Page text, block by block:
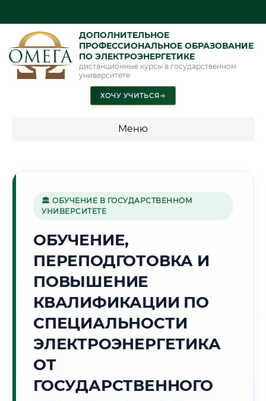
ДОПОЛНИТЕЛЬНОЕ
ПРОФЕССИОНАЛЬНОЕ ОБРАЗОВАНИЕ
ПО ЭЛЕКТРОЭНЕРГЕТИКЕ
дистанционные курсы в государственном
университете
ХОЧУ УЧИТЬСЯ➜
Меню
🌊
Г. БАТУМИ
Точное местное время:
17:47:53
Суббота, 8 Августа
2026 г.
Погода в г. Батуми: ☁️ +27°C Пасмурно
🌅 Восход:
🏛 ОБУЧЕНИЕ В ГОСУДАРСТВЕННОМ
УНИВЕРСИТЕТЕ
ОБУЧЕНИЕ,
ПЕРЕПОДГОТОВКА И
ПОВЫШЕНИЕ
КВАЛИФИКАЦИИ ПО
СПЕЦИАЛЬНОСТИ
ЭЛЕКТРОЭНЕРГЕТИКА
ОТ
ГОСУДАРСТВЕННОГО